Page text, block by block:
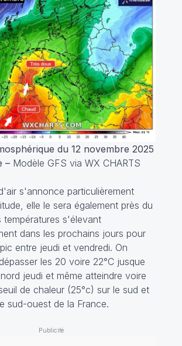
du 12 novembre 2025
–Modèle GFS via WX CHARTS
s'annonce particulièrement
elle le sera également près du
températures s'élevant
dans les prochains jours pour
entre jeudi et vendredi. On
les 20 voire 22°C jusque
jeudi et même atteindre voire
de chaleur (25°c) sur le sud et
sud-ouest de la France.